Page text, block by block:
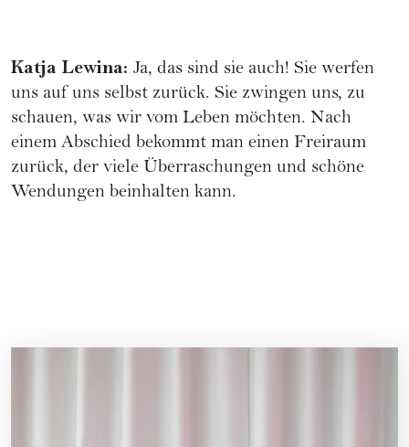
Katja Lewina: Ja, das sind sie auch! Sie werfen
uns auf uns selbst zurück. Sie zwingen uns, zu
schauen, was wir vom Leben möchten. Nach
einem Abschied bekommt man einen Freiraum
zurück, der viele Überraschungen und schöne
Wendungen beinhalten kann.